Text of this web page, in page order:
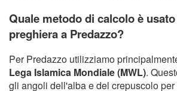
Quale metodo di calcolo è
preghiera a Predazzo?
Per Predazzo utilizziamo
Lega Islamica Mondiale (MWL).
gli angoli dell'alba e del crepuscolo